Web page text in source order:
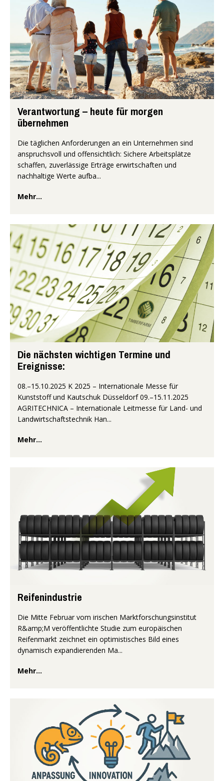
Verantwortung – heute für morgen
übernehmen
Die täglichen Anforderungen an ein Unternehmen sind
anspruchsvoll und offensichtlich: Sichere Arbeitsplätze
schaffen, zuverlässige Erträge erwirtschaften und
nachhaltige Werte aufba...
Mehr...
Die nächsten wichtigen Termine und
Ereignisse:
08.–15.10.2025 K 2025 – Internationale Messe für
Kunststoff und Kautschuk Düsseldorf 09.–15.11.2025
AGRITECHNICA – Internationale Leitmesse für Land- und
Landwirtschaftstechnik Han...
Mehr...
Reifenindustrie
Die Mitte Februar vom irischen Marktforschungsinstitut
R&amp;M veröffentlichte Studie zum europäischen
Reifenmarkt zeichnet ein optimistisches Bild eines
dynamisch expandierenden Ma...
Mehr...